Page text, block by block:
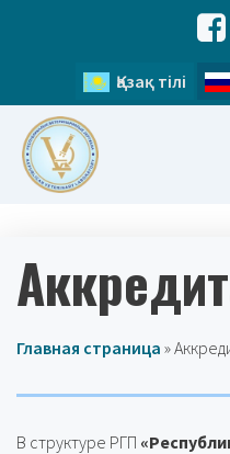
Қазақ тілі
Главная страница »
В структуре РГП